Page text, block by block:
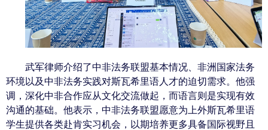
武军律师介绍了中非法务联盟基本情况、非洲国家法务
环境以及中非法务实践对斯瓦希里语人才的迫切需求。他强
调，深化中非合作应从文化交流做起，而语言则是实现有效
沟通的基础。他表示，中非法务联盟愿意为上外斯瓦希里语
学生提供各类赴肯实习机会，以期培养更多具备国际视野且